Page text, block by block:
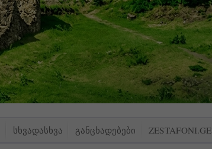
ᲡᲮᲕᲐᲓᲐᲡᲮᲕᲐ ᲒᲐᲜᲪᲮᲐᲓᲔᲑᲔᲑᲘ ZESTAFONI.GE